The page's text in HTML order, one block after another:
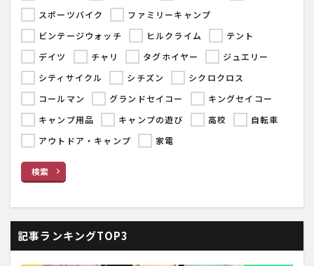
スポーツバイク
ファミリーキャンプ
ビンテージウォッチ
ヒルクライム
テント
デイツ
チャリ タグホイヤー
ジュエリー
シティサイクル
シチズン
シクロクロス
コールマン
グランドセイコー
キングセイコー
キャンプ用品
キャンプの遊び 高校
自転車
アウトドア・キャンプ
家電
検索
記事ランキングTOP3